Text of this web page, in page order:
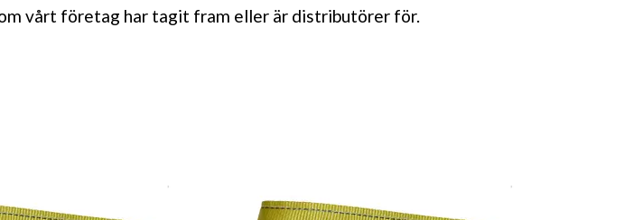
vårt företag har tagit fram eller är distributörer för.